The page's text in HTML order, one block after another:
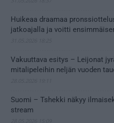
Huikeaa draamaa
jatkoajalla ja voitti
Vakuuttava esitys – Leijonat
mitalipeleihin neljän vuoden
Suomi – Tshekki näkyy
stream